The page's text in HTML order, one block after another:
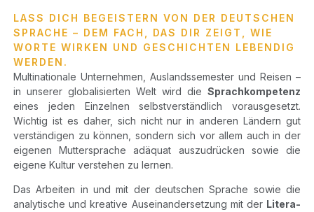
LASS DICH BEGEISTERN VON DER DEUTSCHEN
SPRACHE – DEM FACH, DAS DIR ZEIGT, WIE
WORTE WIRKEN UND GESCHICHTEN LEBENDIG
WERDEN.
Mul­ti­na­tio­na­le Unter­neh­men, Aus­lands­se­mes­ter und Rei­sen –
in unse­rer glo­ba­li­sier­ten Welt wird dieSprach­kom­pe­tenz
eines jeden Ein­zel­nen selbst­ver­ständ­lich vor­aus­ge­setzt.
Wich­tig ist es daher, sich nicht nur in ande­ren Län­dern gut
ver­stän­di­gen zu kön­nen, son­dern sich vor allem auch in der
eige­nen Mut­ter­spra­che adäquat aus­zu­drü­cken sowie die
eige­ne Kul­tur ver­ste­hen zu lernen.
Das Arbei­ten in und mit der deut­schen Spra­che sowie die
ana­ly­ti­sche und krea­ti­ve Aus­ein­an­der­set­zung mit der Lite­ra­